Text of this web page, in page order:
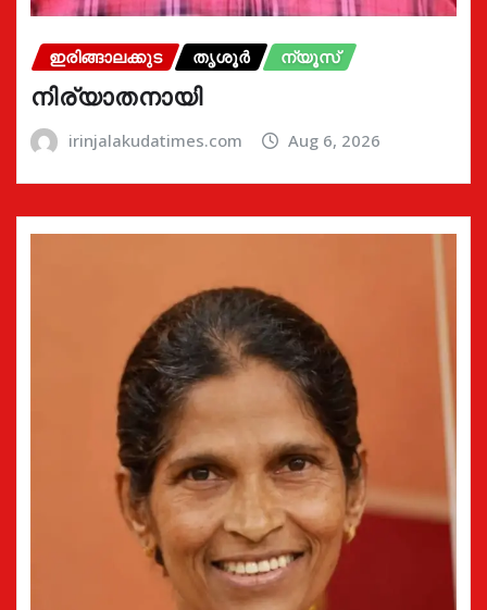
ഇരിങ്ങാലക്കുട തൃശൂർ ന്യൂസ്
നിര്യാതനായി
irinjalakudatimes.com Aug 6, 2026